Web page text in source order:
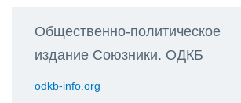
Общественно-политическое
издание Союзники. ОДКБ
odkb-info.org